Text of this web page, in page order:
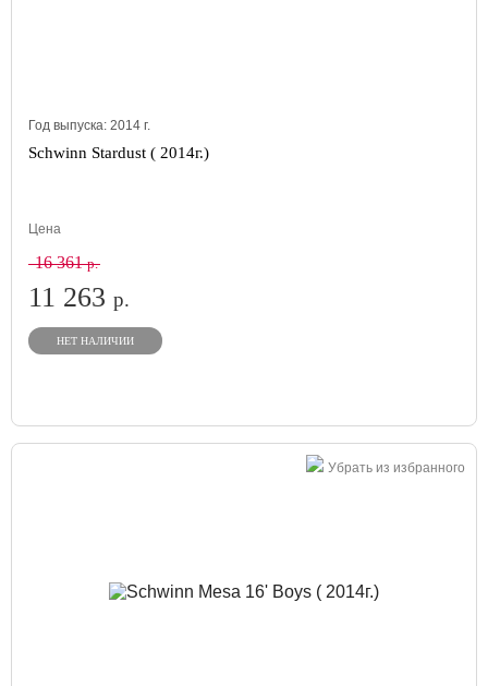
Год выпуска: 2014 г.
Schwinn Stardust ( 2014г.)
Цена
16 361р.
11 263 р.
НЕТ НАЛИЧИИ
Убрать из избранного